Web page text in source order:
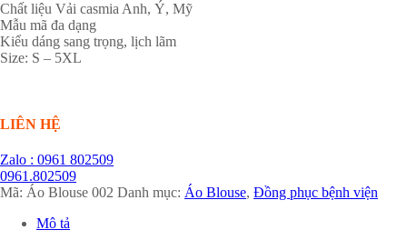
Chất liệu Vải casmia Anh, Ý, Mỹ
Mẫu mã đa dạng
Kiểu dáng sang trọng, lịch lãm
Size: S – 5XL
LIÊN HỆ
Zalo : 0961 802509
0961.802509
Mã: Áo Blouse 002 Danh mục: Áo Blouse, Đồng phục bệnh viện
Mô tả